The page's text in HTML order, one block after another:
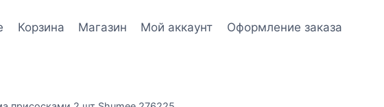
Корзина Магазин Мой аккаунт Оформление заказа